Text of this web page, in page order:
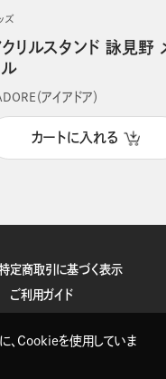
ズ
クリルスタンド 詠見野
（アイアドア）
カートに入れる
定商取引に基づく表示
ご利用ガイド
、Cookieを使用していま